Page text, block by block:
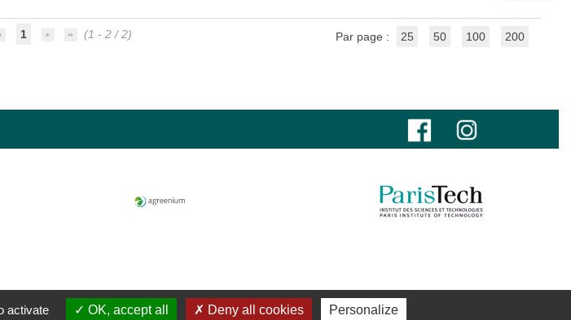
1 (1 - 2 / 2) Par page : 25 50 100 200
activate OK, accept all Deny all cookies Personalize